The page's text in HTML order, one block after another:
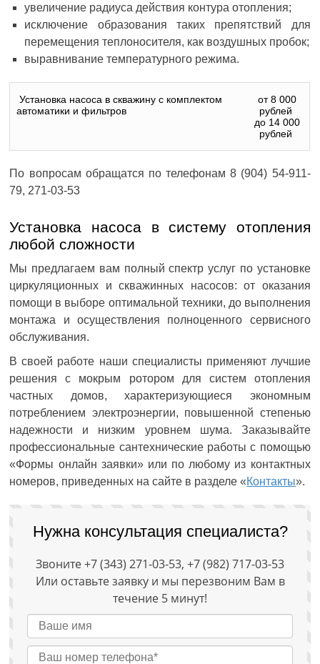
увеличение радиуса действия контура отопления;
исключение образования таких препятствий для
перемещения теплоносителя, как воздушных пробок;
выравнивание температурного режима.
Установка насоса в скважину с комплектом
автоматики и фильтров
от 8 000
рублей
до 14 000
рублей
По вопросам обращатся по телефонам 8 (904) 54-911-
79, 271-03-53
Установка насоса в систему отопления
любой сложности
Мы предлагаем вам полный спектр услуг по установке
циркуляционных и скважинных насосов: от оказания
помощи в выборе оптимальной техники, до выполнения
монтажа и осуществления полноценного сервисного
обслуживания.
В своей работе наши специалисты применяют лучшие
решения с мокрым ротором для систем отопления
частных домов, характеризующиеся экономным
потреблением электроэнергии, повышенной степенью
надежности и низким уровнем шума. Заказывайте
профессиональные сантехнические работы с помощью
«Формы онлайн заявки» или по любому из контактных
номеров, приведенных на сайте в разделе «Контакты».
Нужна консультация специалиста?
Звоните +7 (343) 271-03-53, +7 (982) 717-03-53
Или оставьте заявку и мы перезвоним Вам в
течение 5 минут!